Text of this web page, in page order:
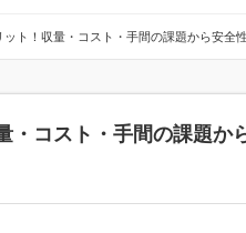
ット！収量・コスト・手間の課題から安全
・コスト・手間の課題か